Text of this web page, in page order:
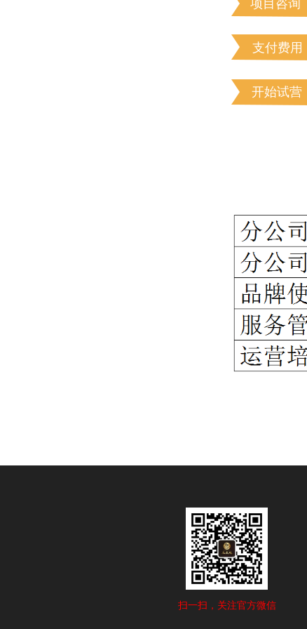
项目咨询
支付费用
开始试营
扫一扫，关注官方微信